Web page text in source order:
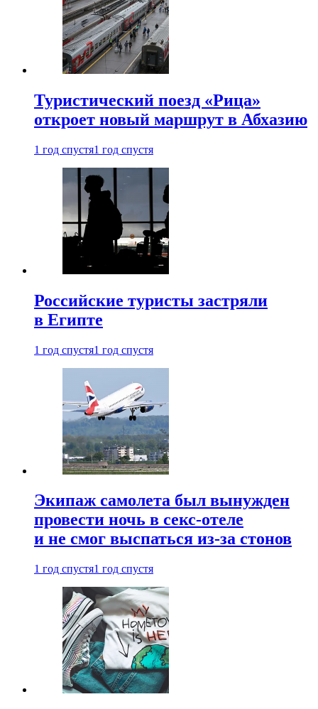
Туристический поезд «Рица»
откроет новый маршрут в Абхазию
1 год спустя1 год спустя
Российские туристы застряли
в Египте
1 год спустя1 год спустя
Экипаж самолета был вынужден
провести ночь в секс-отеле
и не смог выспаться из-за стонов
1 год спустя1 год спустя